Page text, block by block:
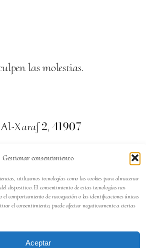
Gestionar consentimiento
utilizamos tecnologías como las cookies para almacenar
dispositivo. El consentimiento de estas tecnologías nos
el comportamiento de navegación o las identificaciones únicas
el consentimiento, puede afectar negativamente a ciertas
Aceptar
las molestias.
Xaraf2, 41907
de la Concepción. Sevilla
659700313
EN: